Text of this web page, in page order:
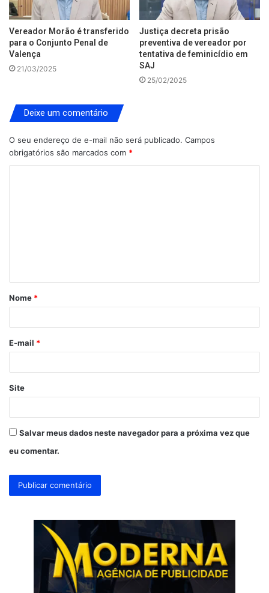
Vereador Morão é transferido
para o Conjunto Penal de
Valença
21/03/2025
Justiça decreta prisão
preventiva de vereador por
tentativa de feminicídio em
SAJ
25/02/2025
Deixe um comentário
O seu endereço de e-mail não será publicado. Campos
obrigatórios são marcados com *
á
r
*
Nome *
E-mail *
Site
Salvar meus dados neste navegador para a próxima vez que
eu comentar.